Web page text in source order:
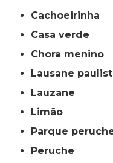
cachoeirinha
casa verde
chora menino
lausane
lauzane
limão
parque
peruche